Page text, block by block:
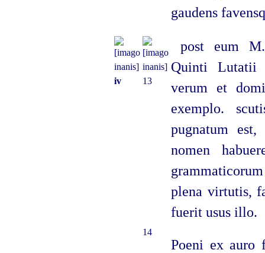
gaudens
iv 13
post eum
Quinti Lutatii
verum et
exemplo.
pugnatum
nomen
plena virtutis,
fuerit usus illo.
14
Poeni ex auro